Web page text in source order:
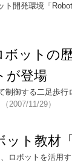
ト開発環境「
ボットの
が登場
制御する二足歩
（2007/11/29）
ット教材
ロボットを活用